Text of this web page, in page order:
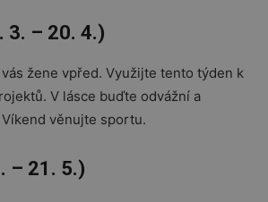
3. – 20. 4.)
žene vpřed. Využijte tento týden k
V lásce buďte odvážní a
věnujte sportu.
– 21. 5.)